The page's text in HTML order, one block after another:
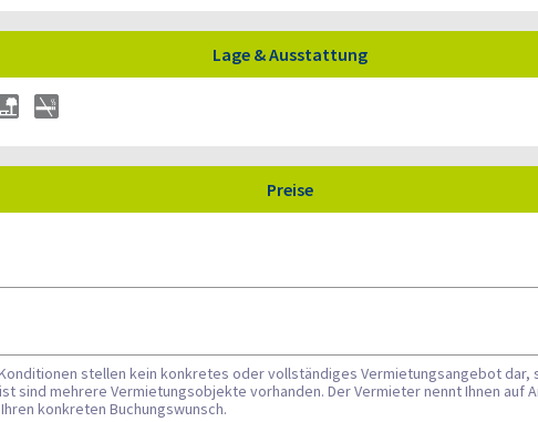
Lage & Ausstattung
Preise
stellen kein konkretes oder vollständiges Vermietungsangebot
sind mehrere Vermietungsobjekte vorhanden. Der Vermieter nennt Ihnen auf
konkreten Buchungswunsch.